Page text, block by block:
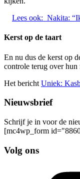
Lees ook: Nakita:
Kerst op de taart
En nu dus de kerst op
controle terug over
Het bericht Uniek:
Nieuwsbrief
Schrijf je in voor de
[mc4wp_form
Volg ons